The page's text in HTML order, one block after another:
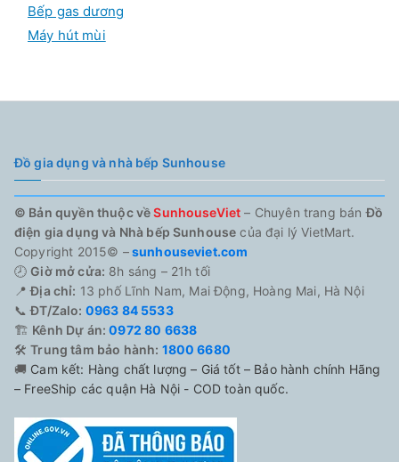
Bếp gas dương
Máy hút mùi
Đồ gia dụng và nhà bếp Sunhouse
© Bản quyền thuộc vềSunhouseViet – Chuyên trang bánĐồ
điện gia dụng và Nhà bếp Sunhouse của đại lý VietMart.
Copyright 2015© –sunhouseviet.com
🕗Giờ mở cửa: 8h sáng – 21h tối
📍Địa chỉ: 13 phố Lĩnh Nam, Mai Động, Hoàng Mai, Hà Nội
📞ĐT/Zalo: 0963 84 5533
🏗️ Kênh Dự án: 0972 80 6638
🛠️Trung tâm bảo hành: 1800 6680
🚚 Cam kết: Hàng chất lượng – Giá tốt – Bảo hành chính Hãng
– FreeShip các quận Hà Nội - COD toàn quốc.